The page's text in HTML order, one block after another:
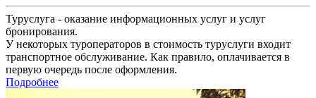
Туруслуга - оказание информационных услуг и услуг
бронирования.
У некоторых туроператоров в стоимость туруслуги входит
транспортное обслуживание. Как правило, оплачивается в
первую очередь после оформления.
Подробнее